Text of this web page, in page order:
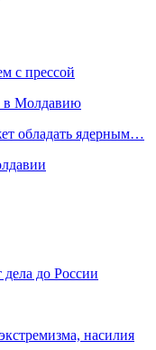
с прессой
в Молдавию
обладать ядерным…
до России
насилия